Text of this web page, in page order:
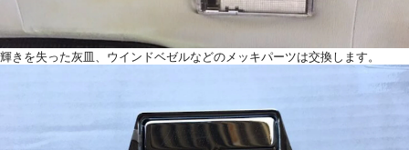
輝きを失った灰皿、ウインドベゼルなどのメッキパーツは交換します。